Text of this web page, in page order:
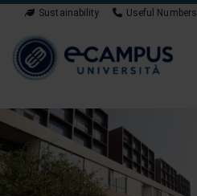
Sustainability Useful Numbers